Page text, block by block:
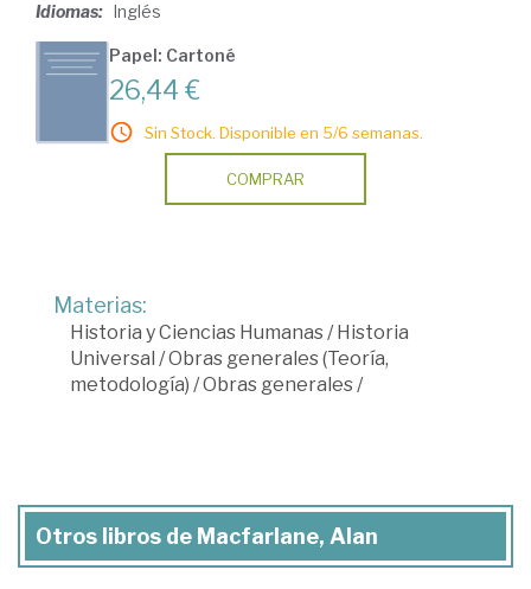
Idiomas: Inglés
Papel: Cartoné
26,44 €
Sin Stock. Disponible en 5/6 semanas.
COMPRAR
Materias:
Historia y Ciencias Humanas/Historia
Universal /Obras generales (Teoría,
metodología) /Obras generales/
Otros libros de Macfarlane, Alan